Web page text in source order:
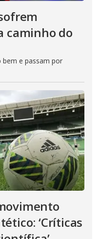
caminho do
bem e passam por
‘Críticas